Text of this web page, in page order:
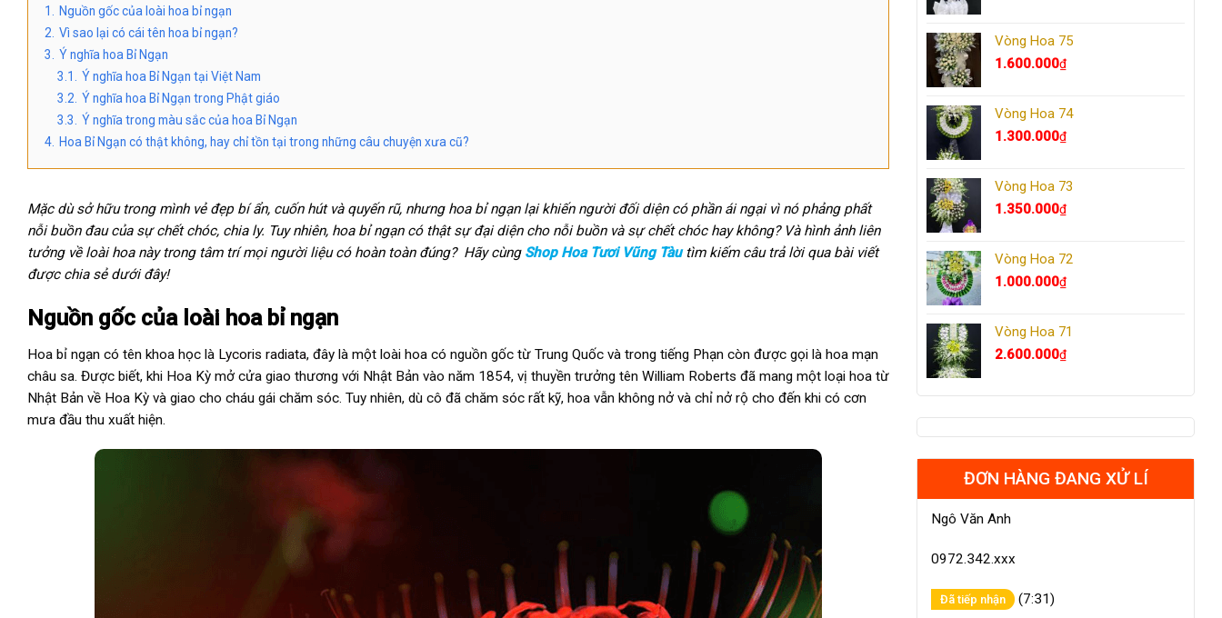
1. Nguồn gốc của loài hoa bỉ ngạn
2. Vì sao lại có cái tên hoa bỉ ngạn?
3. Ý nghĩa hoa Bỉ Ngạn
3.1. Ý nghĩa hoa Bỉ Ngạn tại Việt Nam
3.2. Ý nghĩa hoa Bỉ Ngạn trong Phật giáo
3.3. Ý nghĩa trong màu sắc của hoa Bỉ Ngạn
4. Hoa Bỉ Ngạn có thật không, hay chỉ tồn tại trong những câu chuyện xưa cũ?
Mặc dù sở hữu trong mình vẻ đẹp bí ẩn, cuốn hút và quyến rũ, nhưng hoa bỉ ngạn lại khiến người đối diện có phần ái ngại vì nó phảng phất
nỗi buồn đau của sự chết chóc, chia ly. Tuy nhiên, hoa bỉ ngạn có thật sự đại diện cho nỗi buồn và sự chết chóc hay không? Và hình ảnh liên
tưởng về loài hoa này trong tâm trí mọi người liệu có hoàn toàn đúng? Hãy cùng Shop Hoa Tươi Vũng Tàutìm kiếm câu trả lời qua bài viết
được chia sẻ dưới đây!
Nguồn gốc của loài hoa bỉ ngạn
Hoa bỉ ngạn có tên khoa học là Lycoris radiata, đây là một loài hoa có nguồn gốc từ Trung Quốc và trong tiếng Phạn còn được gọi là hoa mạn
châu sa. Được biết, khi Hoa Kỳ mở cửa giao thương với Nhật Bản vào năm 1854, vị thuyền trưởng tên William Roberts đã mang một loại hoa từ
Nhật Bản về Hoa Kỳ và giao cho cháu gái chăm sóc. Tuy nhiên, dù cô đã chăm sóc rất kỹ, hoa vẫn không nở và chỉ nở rộ cho đến khi có cơn
mưa đầu thu xuất hiện.
Vòng Hoa 75
1.600.000₫
Vòng Hoa 74
1.300.000₫
Vòng Hoa 73
1.350.000₫
Vòng Hoa 72
1.000.000₫
Vòng Hoa 71
2.600.000₫
ĐƠN HÀNG ĐANG XỬ LÍ
Ngô Văn Anh
0972.342.xxx
Đã tiếp nhận (7:31)